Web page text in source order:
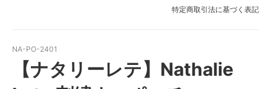
特定商取引法に基づく表記
NA-PO-2401
【ナタリーレテ】Nathalie